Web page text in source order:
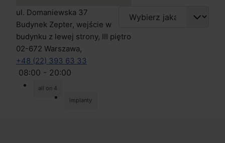
ul. Domaniewska 37
Budynek Zepter, wejście w
budynku z lewej strony, III piętro
02-672 Warszawa,
+48 (22) 393 63 33
08:00 - 20:00
all on 4
implanty